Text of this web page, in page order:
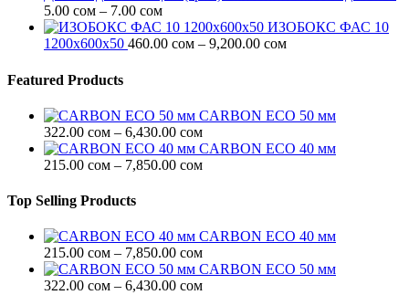
5.00 сом – 7.00 сомДиапазон
цен:
5.00 сом
ИЗОБОКС ФАС 10
1200х600х50 460.00 сом – 9,200.00 сомДиапазон
9,200.00 сом
Featured Products
CARBON ECO 50 мм
322.00 сом – 6,430.00 сомДиапазон
цен:
322.00 сом
CARBON ECO 40 мм
215.00 сом – 7,850.00 сомДиапазон
7,850.00 сом
Top Selling Products
CARBON ECO 40 мм
215.00 сом – 7,850.00 сомДиапазон
цен:
215.00 сом
CARBON ECO 50 мм
322.00 сом – 6,430.00 сомДиапазон